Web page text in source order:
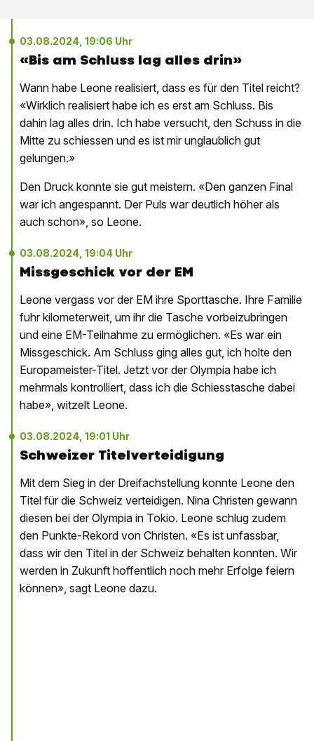
03.08.2024, 19:06 Uhr
«Bis am Schluss lag alles drin»
Wann habe Leone realisiert, dass es für den Titel reicht?
«Wirklich realisiert habe ich es erst am Schluss. Bis
dahin lag alles drin. Ich habe versucht, den Schuss in die
Mitte zu schiessen und es ist mir unglaublich gut
gelungen.»
Den Druck konnte sie gut meistern. «Den ganzen Final
war ich angespannt. Der Puls war deutlich höher als
auch schon», so Leone.
03.08.2024, 19:04 Uhr
Missgeschick vor der EM
Leone vergass vor der EM ihre Sporttasche. Ihre Familie
fuhr kilometerweit, um ihr die Tasche vorbeizubringen
und eine EM-Teilnahme zu ermöglichen. «Es war ein
Missgeschick. Am Schluss ging alles gut, ich holte den
Europameister-Titel. Jetzt vor der Olympia habe ich
mehrmals kontrolliert, dass ich die Schiesstasche dabei
habe», witzelt Leone.
03.08.2024, 19:01 Uhr
Schweizer Titelverteidigung
Mit dem Sieg in der Dreifachstellung konnte Leone den
Titel für die Schweiz verteidigen. Nina Christen gewann
diesen bei der Olympia in Tokio. Leone schlug zudem
den Punkte-Rekord von Christen. «Es ist unfassbar,
dass wir den Titel in der Schweiz behalten konnten. Wir
werden in Zukunft hoffentlich noch mehr Erfolge feiern
können», sagt Leone dazu.